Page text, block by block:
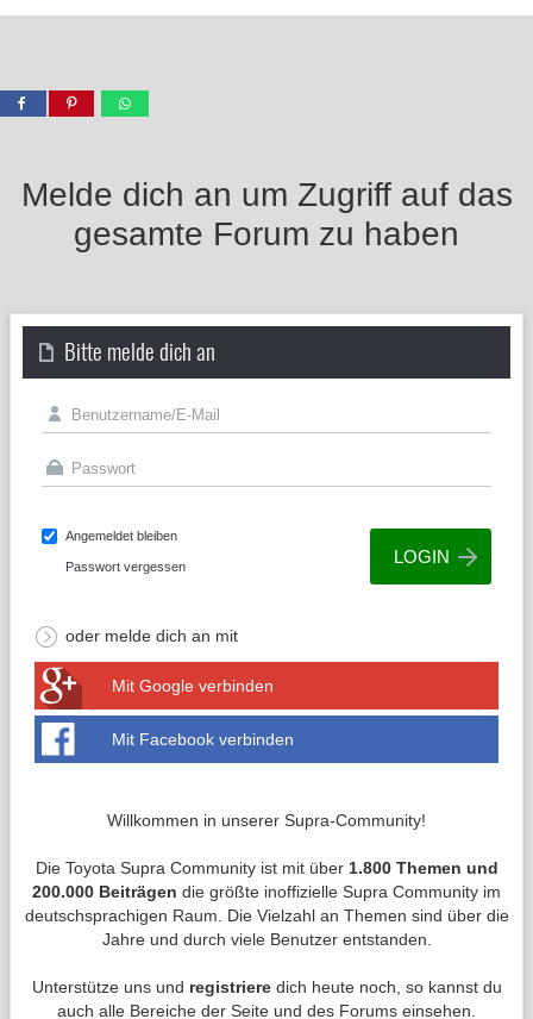
Melde dich an um Zugriff auf das
gesamte Forum zu haben
Bitte melde dich an
Angemeldet bleiben
Passwort vergessen
oder melde dich an mit
Mit Google verbinden
Mit Facebook verbinden
Willkommen in unserer Supra-Community!
Die Toyota Supra Community ist mit über 1.800 Themen und
200.000 Beiträgen die größte inoffizielle Supra Community im
deutschsprachigen Raum. Die Vielzahl an Themen sind über die
Jahre und durch viele Benutzer entstanden.
Unterstütze uns und registrieredich heute noch, so kannst du
auch alle Bereiche der Seite und des Forums einsehen.